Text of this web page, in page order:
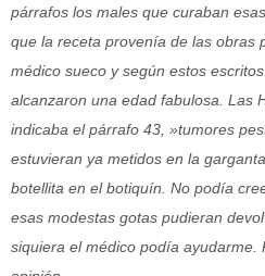
párrafos los males que curaban
que la receta provenía de las obras
médico sueco y según estos
alcanzaron una edad fabulosa. Las
indicaba el párrafo 43, »tumores
estuvieran ya metidos en la
botellita en el botiquín. No podía
esas modestas gotas pudieran
siquiera el médico podía ayudarme.